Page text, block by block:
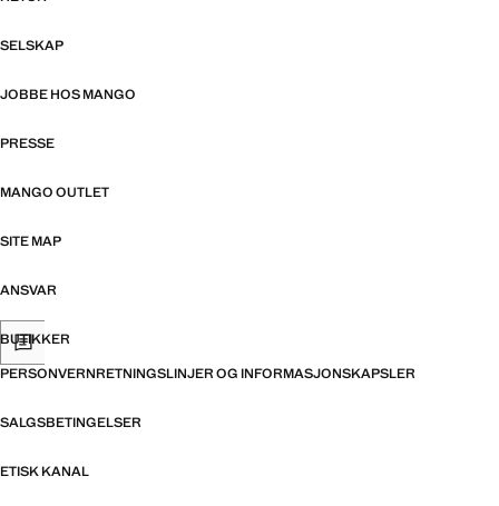
SELSKAP
JOBBE HOS MANGO
PRESSE
MANGO OUTLET
SITE MAP
ANSVAR
BUTIKKER
PERSONVERNRETNINGSLINJER OG INFORMASJONSKAPSLER
SALGSBETINGELSER
ETISK KANAL